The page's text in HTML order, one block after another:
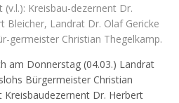
(v.l.): Kreisbau-dezernent Dr.
Bleicher, Landrat Dr. Olaf Gericke
germeister Christian Thegelkamp.
am Donnerstag (04.03.) Landrat
Bürgermeister Christian
Dr. Herbert